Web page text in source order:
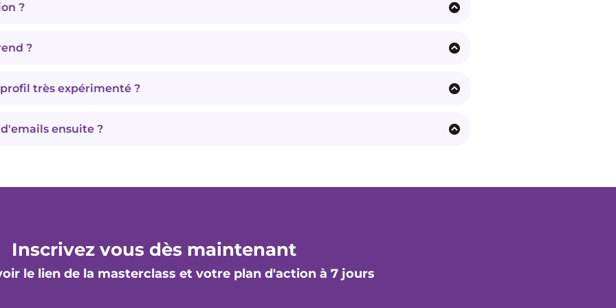
méthode théorique. Elle propose des éclairages sur ce que les recruteurs attendent
?
?
très expérimenté ?
ensuite ?
Inscrivez vous dès maintenant
le lien de la masterclass et votre plan d'action à 7 jours